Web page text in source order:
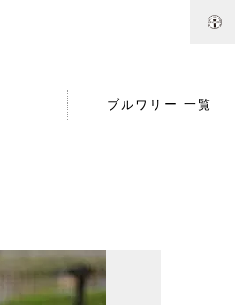
ブルワリー 一覧